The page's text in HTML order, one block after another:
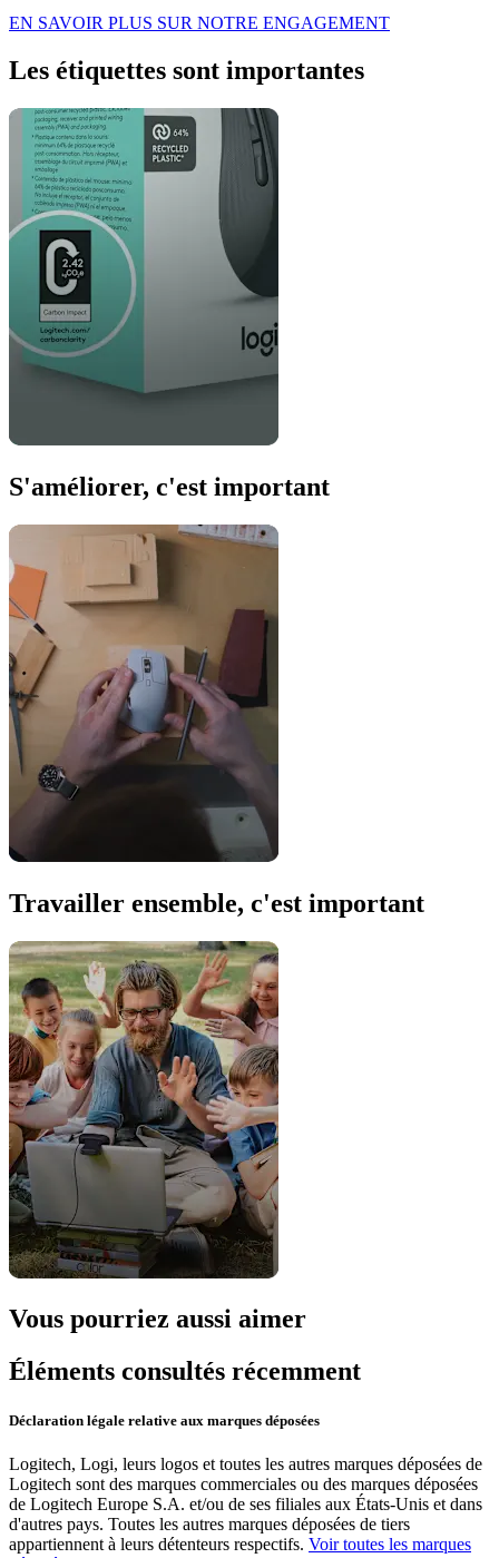
EN SAVOIR PLUS SUR NOTRE ENGAGEMENT
Les étiquettes sont importantes
S'améliorer, c'est important
Travailler ensemble, c'est important
Vous pourriez aussi aimer
Éléments consultés récemment
Déclaration légale relative aux marques déposées
Logitech, Logi, leurs logos et toutes les autres marques déposées de
Logitech sont des marques commerciales ou des marques déposées
de Logitech Europe S.A. et/ou de ses filiales aux États-Unis et dans
d'autres pays. Toutes les autres marques déposées de tiers
appartiennent à leurs détenteurs respectifs. Voir toutes les marques